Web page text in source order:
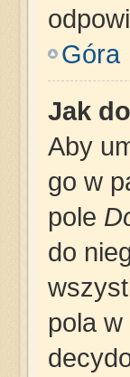
Góra
Jak
Aby
go w
pole
do
pola